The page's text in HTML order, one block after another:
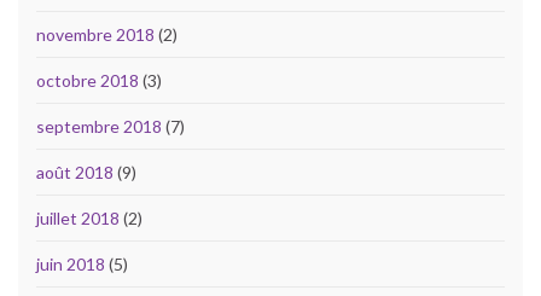
novembre 2018 (2)
octobre 2018 (3)
septembre 2018 (7)
août 2018 (9)
juillet 2018 (2)
juin 2018 (5)